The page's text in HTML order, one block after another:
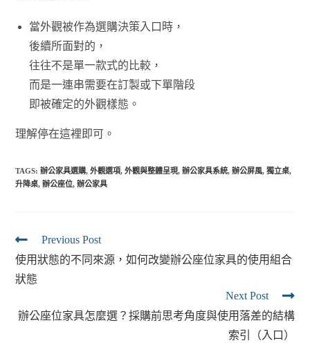
當外觀被作為選購決策入口時，
後續所面對的，
往往不是單一款式的比較，
而是一連串需要在訂製或下單階段
即被確定的外觀樣態。
理解停在這裡即可。
TAGS:辦公家具選購, 外觀選項, 外觀與整體呈現, 辦公家具系統, 辦公屏風, 獨立桌,
升降桌, 辦公座位, 辦公家具
Previous Post
使用狀態的不同來源，如何改變辦公座位家具的使用組合
狀態
Next Post
辦公座位家具怎麼選？採購前思考角度與使用落差的結構
索引（入口）